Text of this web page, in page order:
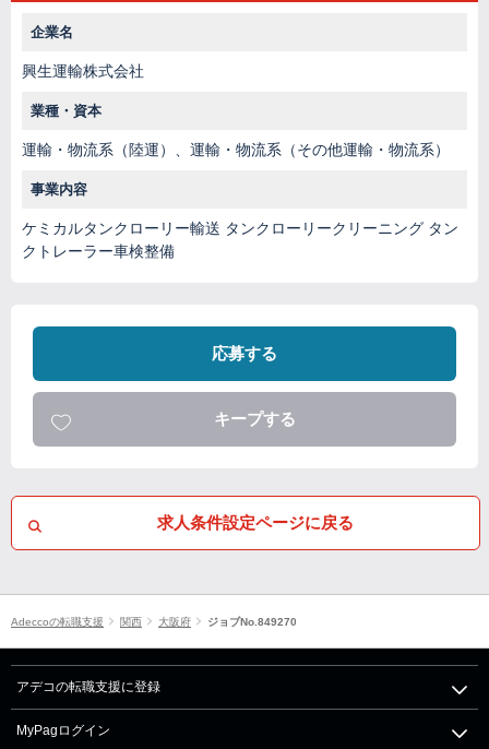
企業名
興生運輸株式会社
業種・資本
運輸・物流系（陸運）、運輸・物流系（その他運輸・物流系）
事業内容
ケミカルタンクローリー輸送 タンクローリークリーニング タン
クトレーラー車検整備
応募する
キープする
求人条件設定ページに戻る
Adeccoの転職支援 関西 大阪府 ジョブNo.849270
アデコの転職支援に登録
MyPagログイン